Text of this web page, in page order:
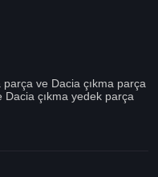
parça ve Dacia çıkma parça
Dacia çıkma yedek parça